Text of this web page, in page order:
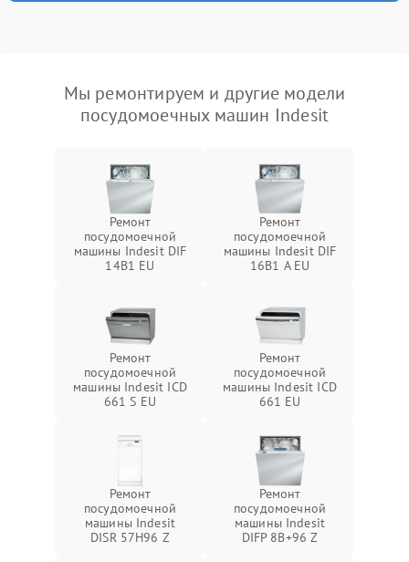
Мы ремонтируем и другие модели
посудомоечных машин Indesit
Ремонт
посудомоечной
машины Indesit DIF
14B1 EU
Ремонт
посудомоечной
машины Indesit DIF
16B1 A EU
Ремонт
посудомоечной
машины Indesit ICD
661 S EU
Ремонт
посудомоечной
машины Indesit ICD
661 EU
Ремонт
посудомоечной
машины Indesit
DISR 57H96 Z
Ремонт
посудомоечной
машины Indesit
DIFP 8B+96 Z